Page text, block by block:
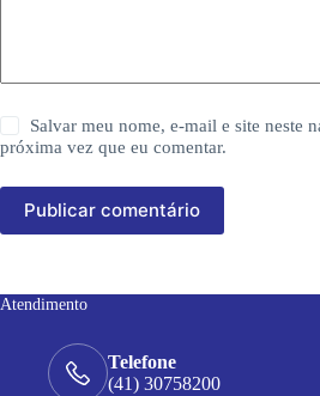
Salvar meu nome, e-mail e site neste
próxima vez que eu comentar.
Publicar comentário
Atendimento
Telefone
(41) 30758200